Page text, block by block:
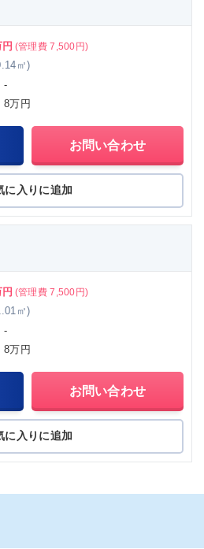
(管理費 7,500円)
㎡)
-
8万円
お問い合わせ
に入りに追加
(管理費 7,500円)
㎡)
-
8万円
お問い合わせ
に入りに追加